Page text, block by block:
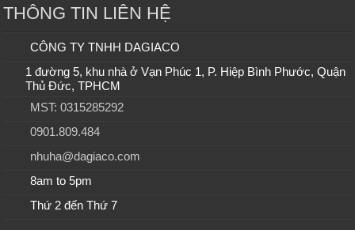
THÔNG TIN LIÊN HỆ
CÔNG TY TNHH DAGIACO
1 đường 5, khu nhà ở Vạn Phúc 1, P. Hiệp Bình Phước, Quận
Thủ Đức, TPHCM
MST: 0315285292
0901.809.484
nhuha@dagiaco.com
8am to 5pm
Thứ 2 đến Thứ 7